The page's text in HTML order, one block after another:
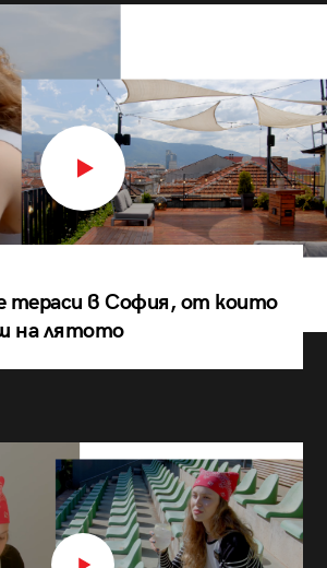
тераси в София, от които
на лятото